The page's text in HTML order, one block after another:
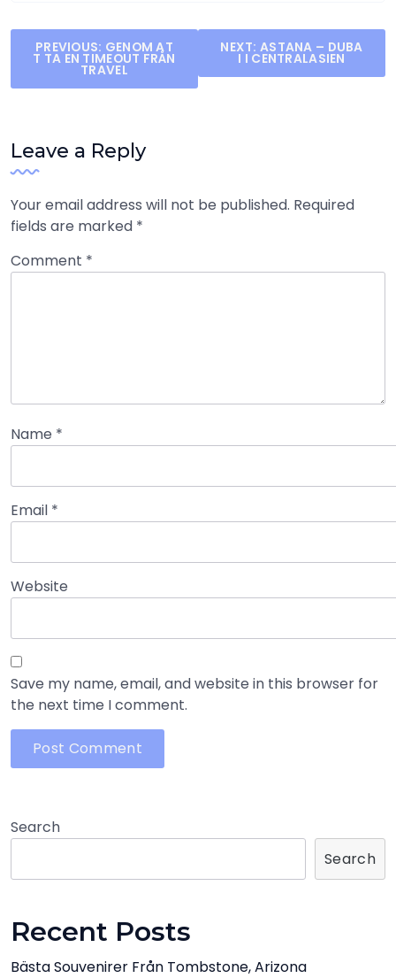
Post
navigation
PREVIOUS: GENOM AT
T TA EN TIMEOUT FRÅN
TRAVEL
NEXT: ASTANA – DUBA
I I CENTRALASIEN
Leave a Reply
Your email address will not be published. Required
fields are marked *
Comment *
Name *
Email *
Website
Save my name, email, and website in this browser for
the next time I comment.
Search
Search
Recent Posts
Bästa Souvenirer Från Tombstone, Arizona